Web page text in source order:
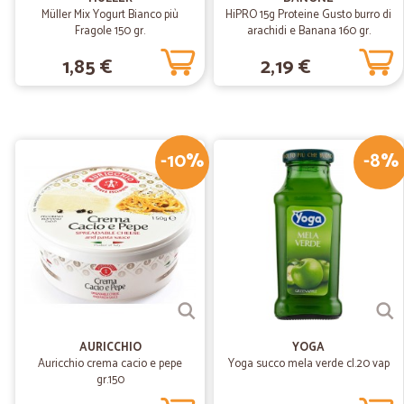
Müller Mix Yogurt Bianco più
Fragole 150 gr.
1,85 €
HiPRO 15g Proteine Gusto burro di
arachidi e Banana 160 gr.
2,19 €
-10%
AURICCHIO
Auricchio crema cacio e pepe
gr.150
-8%
YOGA
Yoga succo mela verde cl.20 vap